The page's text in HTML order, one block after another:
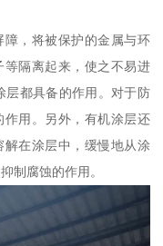
，将被保护的金属与环
隔离起来，使之不易进
层都具备的作用。对于防
用。另外，有机涂层还
在涂层中，缓慢地从涂
制腐蚀的作用。